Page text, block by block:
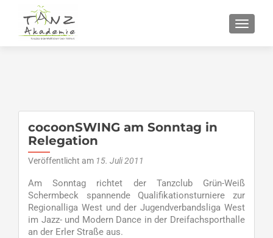
cocoonSWING am Sonntag in
Relegation
Veröffentlicht am 15. Juli 2011
Am Sonntag richtet der Tanzclub Grün-Weiß
Schermbeck spannende Qualifikationsturniere zur
Regionalliga West und der Jugendverbandsliga West
im Jazz- und Modern Dance in der Dreifachsporthalle
an der Erler Straße aus.